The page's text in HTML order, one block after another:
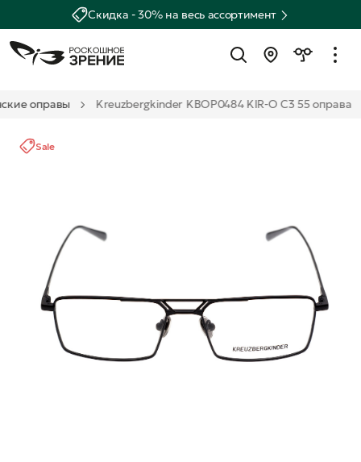
Скидка - 30% на весь ассортимент
оправы Kreuzbergkinder KBOP0484 KIR-O C3 55 оправа
Sale